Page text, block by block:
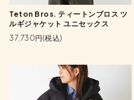
Teton Bros. ティートンブロス ツ
ルギジャケット ユニセックス
37,730円(税込)